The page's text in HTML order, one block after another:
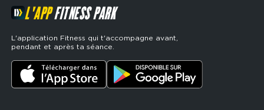
L'APPFITNESS PARK
L'application Fitness qui t'accompagne avant,
pendant et après ta séance.